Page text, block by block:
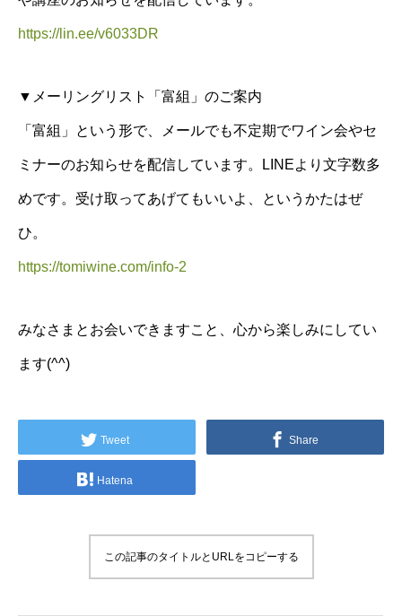
https://lin.ee/v6033DR
▼メーリングリスト「富組」のご案内
「富組」という形で、メールでも不定期でワイン会やセ
ミナーのお知らせを配信しています。LINEより文字数多
めです。受け取ってあげてもいいよ、というかたはぜ
ひ。
https://tomiwine.com/info-2
みなさまとお会いできますこと、心から楽しみにしてい
ます(^^)
Tweet Share
Hatena
この記事のタイトルとURLをコピーする